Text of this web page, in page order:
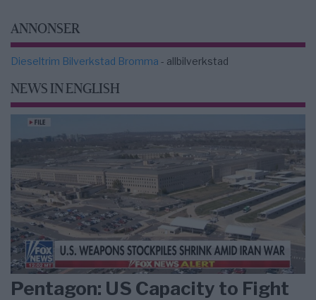
ANNONSER
Dieseltrim Bilverkstad Bromma - allbilverkstad
NEWS IN ENGLISH
Pentagon: US Capacity to Fight